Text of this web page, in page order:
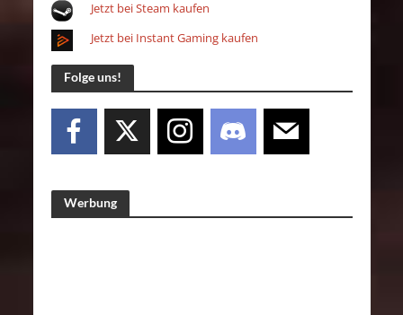
Jetzt bei Steam kaufen
Jetzt bei Instant Gaming kaufen
Folge uns!
Werbung